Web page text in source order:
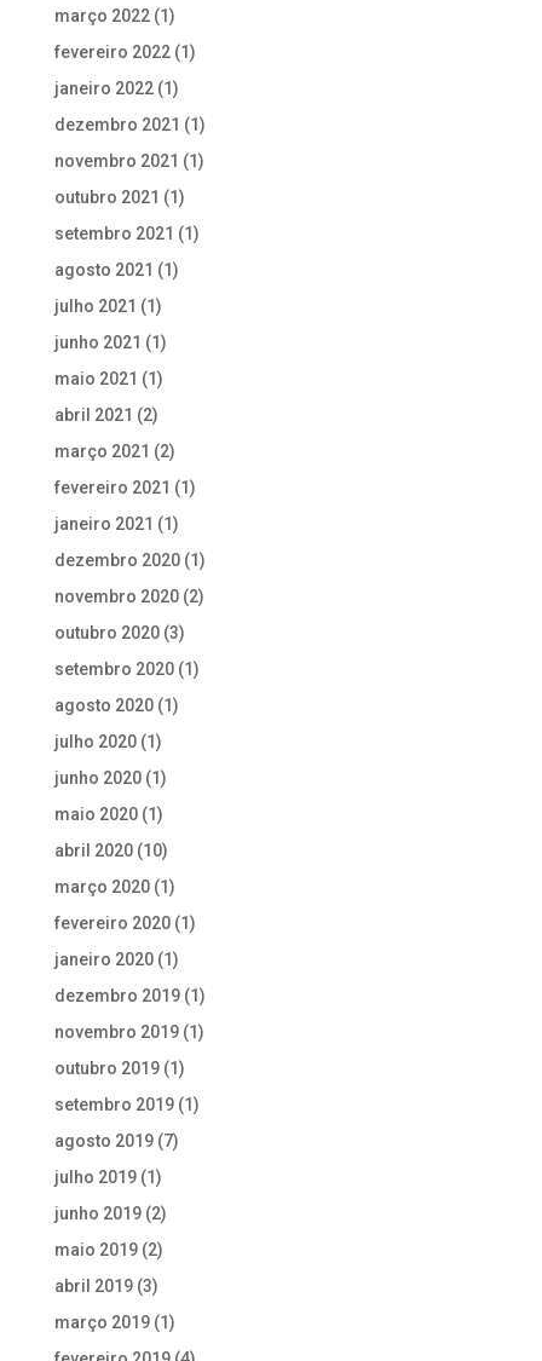
março 2022(1)
fevereiro 2022(1)
janeiro 2022(1)
dezembro 2021 (1)
novembro 2021 (1)
outubro 2021 (1)
setembro 2021 (1)
agosto 2021 (1)
julho 2021 (1)
junho 2021 (1)
maio 2021 (1)
abril 2021 (2)
março 2021 (2)
fevereiro 2021 (1)
janeiro 2021 (1)
dezembro 2020(1)
novembro 2020(2)
outubro 2020(3)
setembro 2020(1)
agosto 2020(1)
julho 2020(1)
junho 2020(1)
maio 2020(1)
abril 2020(10)
março 2020(1)
fevereiro 2020(1)
janeiro 2020(1)
dezembro 2019(1)
novembro 2019(1)
outubro 2019(1)
setembro 2019(1)
agosto 2019(7)
julho 2019(1)
junho 2019(2)
maio 2019(2)
abril 2019(3)
março 2019(1)